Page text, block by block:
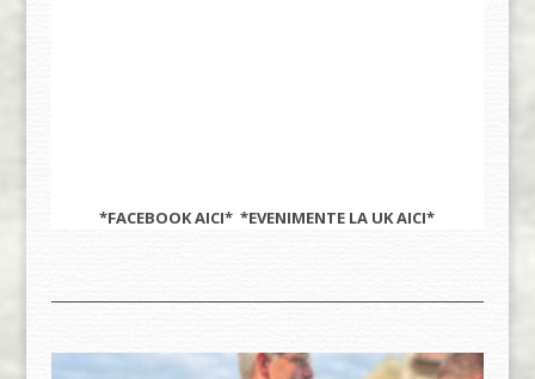
*FACEBOOKAICI* *EVENIMENTE LA UKAICI*